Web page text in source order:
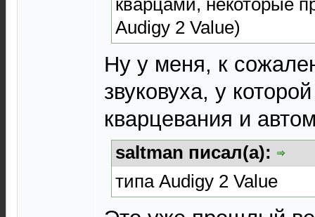
Audigy 2 Value)
Ну у меня, к
звуковуха, у
кварцевания и
saltman писал(а):
типа Audigy 2 Value